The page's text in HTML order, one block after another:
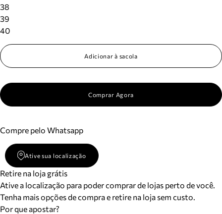
38
39
40
Adicionar à sacola
Comprar Agora
Compre pelo Whatsapp
Ative sua localização
Retire na loja grátis
Ative a localização para poder comprar de lojas perto de você.
Tenha mais opções de compra e retire na loja sem custo.
Por que apostar?